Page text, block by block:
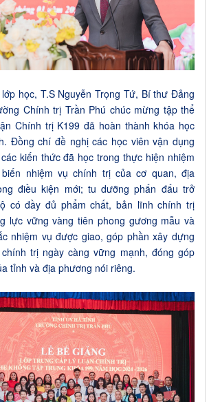
học, T.S Nguyễn Trọng Tứ, Bí thư Đảng
Chính trị Trần Phú chúc mừng tập thể
Chính trị K199 đã hoàn thành khóa học
Đồng chí đề nghị các học viên vận dụng
kiến thức đã học trong thực hiện nhiệm
nhiệm vụ chính trị của cơ quan, địa
điều kiện mới; tu dưỡng phấn đấu trở
có đầy đủ phẩm chất, bản lĩnh chính trị
lực vững vàng tiên phong gương mẫu và
nhiệm vụ được giao, góp phần xây dựng
trị ngày càng vững mạnh, đóng góp
tỉnh và địa phương nói riêng.